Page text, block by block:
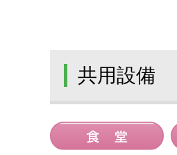
共用設備